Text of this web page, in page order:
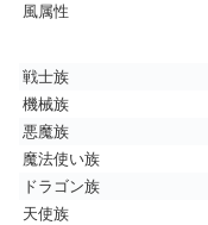
風属性
戦士族
機械族
悪魔族
魔法使い族
ドラゴン族
天使族